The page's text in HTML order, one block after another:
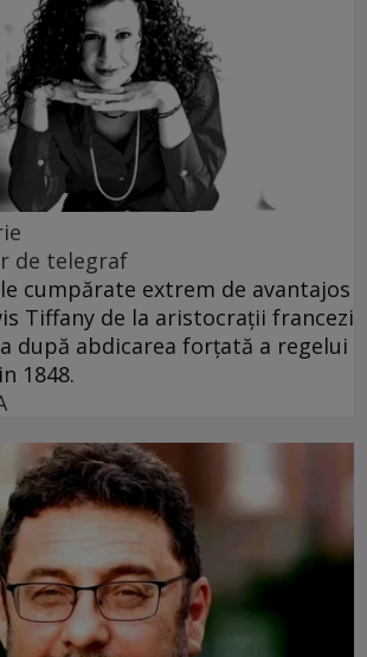
de telegraf
cumpărate extrem de avantajos
Tiffany de la aristocrații francezi
după abdicarea forțată a regelui
1848.